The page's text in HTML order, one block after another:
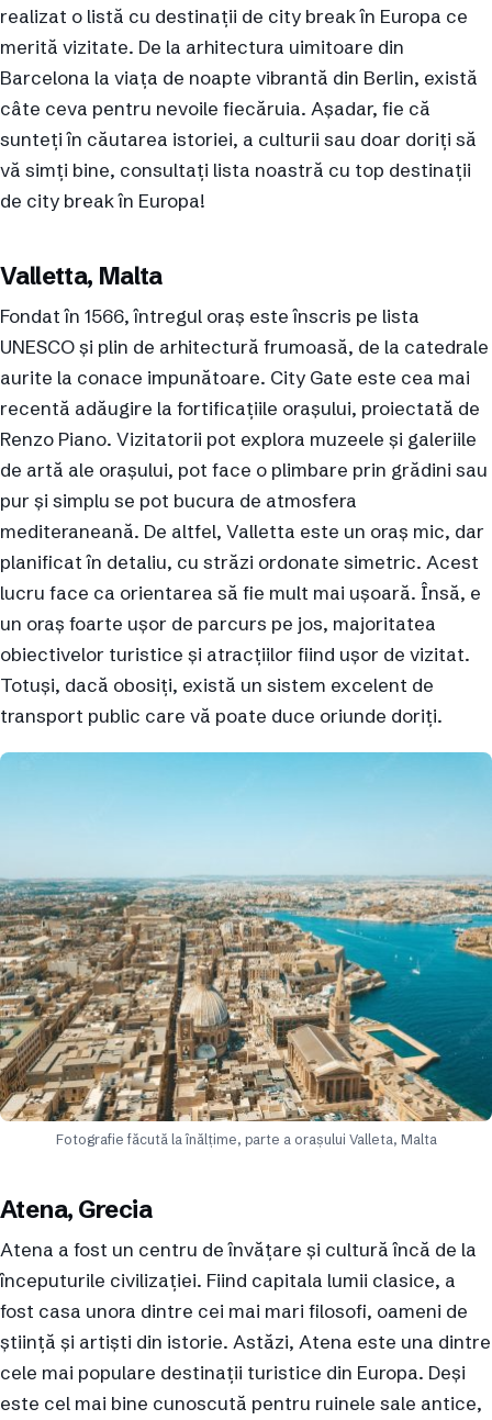
realizat o listă cu destinații de city break în Europa ce
merită vizitate. De la arhitectura uimitoare din
Barcelona la viața de noapte vibrantă din Berlin, există
câte ceva pentru nevoile fiecăruia. Așadar, fie că
sunteți în căutarea istoriei, a culturii sau doar doriți să
vă simți bine, consultați lista noastră cu top destinații
de city break în Europa!
Valletta, Malta
Fondat în 1566, întregul oraș este înscris pe lista
UNESCO și plin de arhitectură frumoasă, de la catedrale
aurite la conace impunătoare. City Gate este cea mai
recentă adăugire la fortificațiile orașului, proiectată de
Renzo Piano. Vizitatorii pot explora muzeele și galeriile
de artă ale orașului, pot face o plimbare prin grădini sau
pur și simplu se pot bucura de atmosfera
mediteraneană. De altfel, Valletta este un oraș mic, dar
planificat în detaliu, cu străzi ordonate simetric. Acest
lucru face ca orientarea să fie mult mai ușoară. Însă, e
un oraș foarte ușor de parcurs pe jos, majoritatea
obiectivelor turistice și atracțiilor fiind ușor de vizitat.
Totuși, dacă obosiți, există un sistem excelent de
transport public care vă poate duce oriunde doriți.
Fotografie făcută la înălțime, parte a orașului Valleta, Malta
Atena, Grecia
Atena a fost un centru de învățare și cultură încă de la
începuturile civilizației. Fiind capitala lumii clasice, a
fost casa unora dintre cei mai mari filosofi, oameni de
știință și artiști din istorie. Astăzi, Atena este una dintre
cele mai populare destinații turistice din Europa. Deși
este cel mai bine cunoscută pentru ruinele sale antice,